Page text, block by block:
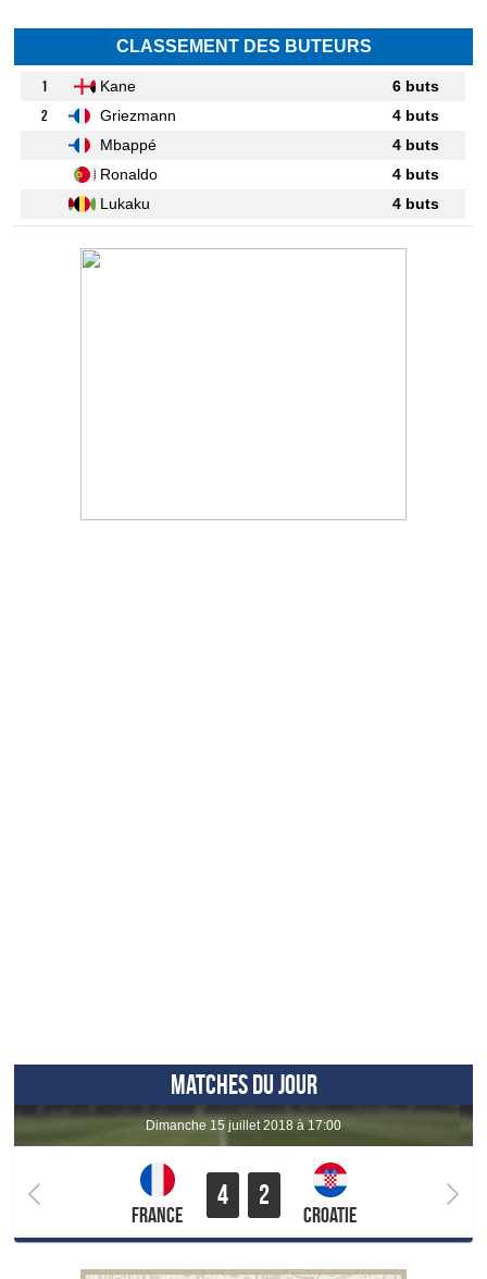
CLASSEMENT DES BUTEURS
1 Kane
6 buts
2
Griezmann
4 buts
Mbappé
4 buts
Ronaldo
4 buts
Lukaku
4 buts
MATCHES DU JOUR
dimanche 15 juillet 2018 à 17:00
France
4 2
Croatie